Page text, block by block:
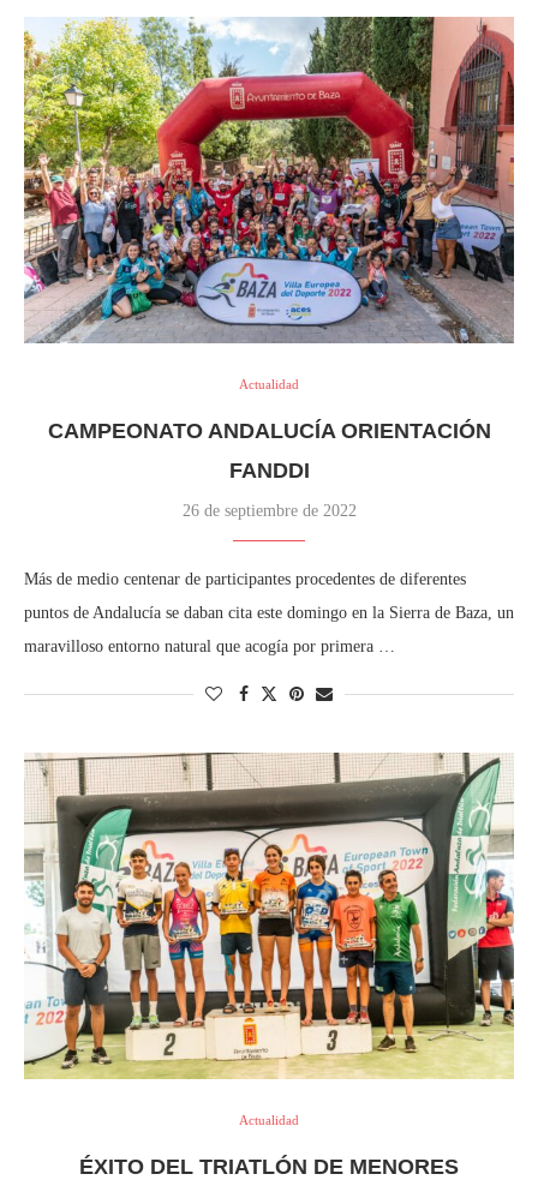
Actualidad
CAMPEONATO ANDALUCÍA ORIENTACIÓN
FANDDI
26 de septiembre de 2022
Más de medio centenar de participantes procedentes de diferentes
puntos de Andalucía se daban cita este domingo en la Sierra de Baza, un
maravilloso entorno natural que acogía por primera …
Actualidad
ÉXITO DEL TRIATLÓN DE MENORES